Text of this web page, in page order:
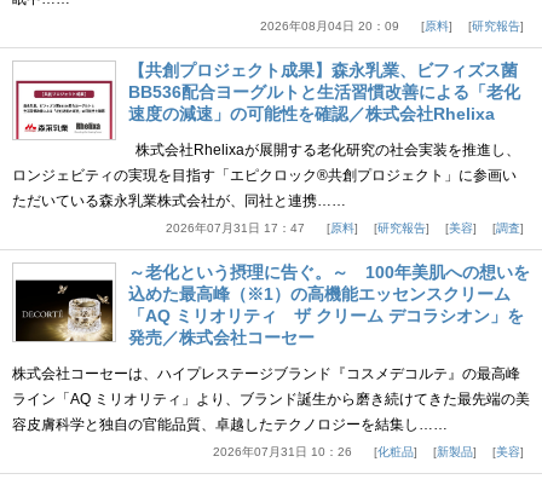
2026年08月04日 20：09 原料 研究報告
【共創プロジェクト成果】森永乳業、ビフィズス菌
BB536配合ヨーグルトと生活習慣改善による「老化
速度の減速」の可能性を確認／株式会社Rhelixa
株式会社Rhelixaが展開する老化研究の社会実装を推進し、
ロンジェビティの実現を目指す「エピクロック®共創プロジェクト」に参画い
ただいている森永乳業株式会社が、同社と連携……
2026年07月31日 17：47 原料 研究報告 美容 調査
～老化という摂理に告ぐ。～ 100年美肌への想いを
込めた最高峰（※1）の高機能エッセンスクリーム
「AQ ミリオリティ ザ クリーム デコラシオン」を
発売／株式会社コーセー
株式会社コーセーは、ハイプレステージブランド『コスメデコルテ』の最高峰
ライン「AQ ミリオリティ」より、ブランド誕生から磨き続けてきた最先端の美
容皮膚科学と独自の官能品質、卓越したテクノロジーを結集し……
2026年07月31日 10：26 化粧品 新製品 美容